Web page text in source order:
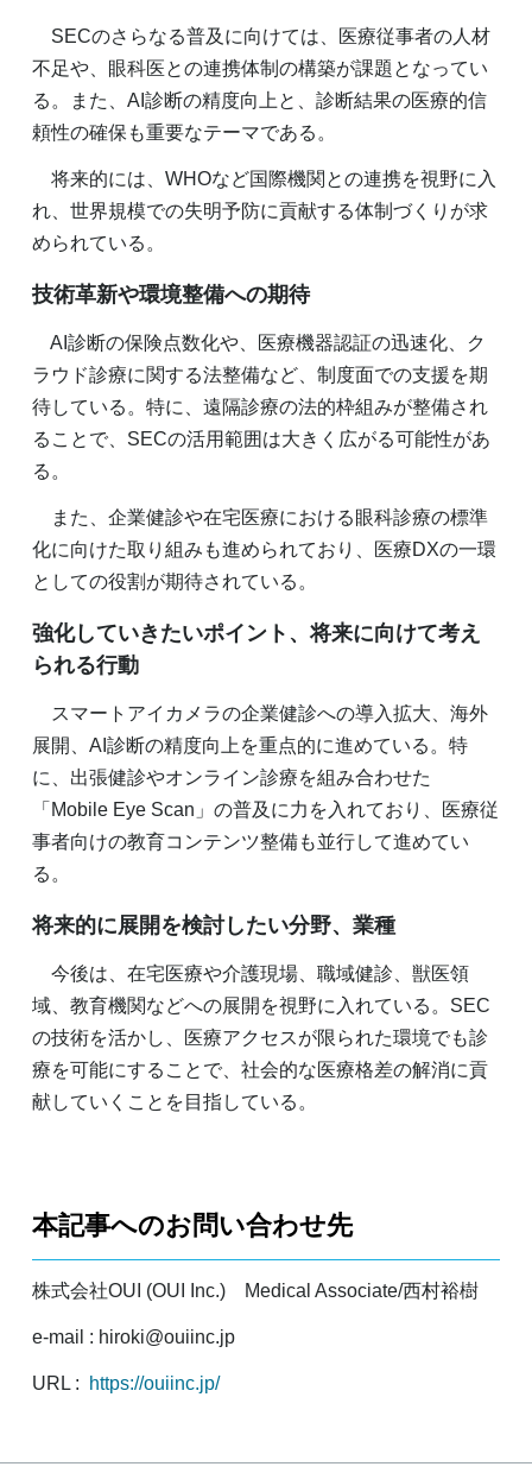
SECのさらなる普及に向けては、医療従事者の人材
不足や、眼科医との連携体制の構築が課題となってい
る。また、AI診断の精度向上と、診断結果の医療的信
頼性の確保も重要なテーマである。
将来的には、WHOなど国際機関との連携を視野に入
れ、世界規模での失明予防に貢献する体制づくりが求
められている。
技術革新や環境整備への期待
AI診断の保険点数化や、医療機器認証の迅速化、ク
ラウド診療に関する法整備など、制度面での支援を期
待している。特に、遠隔診療の法的枠組みが整備され
ることで、SECの活用範囲は大きく広がる可能性があ
る。
また、企業健診や在宅医療における眼科診療の標準
化に向けた取り組みも進められており、医療DXの一環
としての役割が期待されている。
強化していきたいポイント、将来に向けて考え
られる行動
スマートアイカメラの企業健診への導入拡大、海外
展開、AI診断の精度向上を重点的に進めている。特
に、出張健診やオンライン診療を組み合わせた
「Mobile Eye Scan」の普及に力を入れており、医療従
事者向けの教育コンテンツ整備も並行して進めてい
る。
将来的に展開を検討したい分野、業種
今後は、在宅医療や介護現場、職域健診、獣医領
域、教育機関などへの展開を視野に入れている。SEC
の技術を活かし、医療アクセスが限られた環境でも診
療を可能にすることで、社会的な医療格差の解消に貢
献していくことを目指している。
本記事へのお問い合わせ先
株式会社OUI (OUI Inc.) Medical Associate/西村裕樹
e-mail : hiroki@ouiinc.jp
URL : https://ouiinc.jp/